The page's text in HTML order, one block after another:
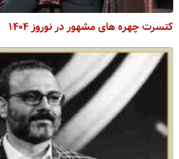
کنسرت چهره های مشهور در نوروز ۱۴۰۴